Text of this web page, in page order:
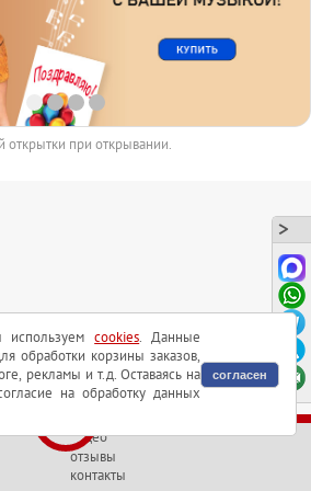
x 100mm.
внутри.
до 165сек.
MP3 или WAV может быть выслан на почту.
открытки при открывании.
видео
отзывы
контакты
используемcookies. Данные
обработки корзины заказов,
рекламы и т.д. Оставаясь на
на обработку данных
согласен